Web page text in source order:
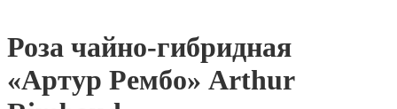
Роза чайно-гибридная
«Артур Рембо» Arthur